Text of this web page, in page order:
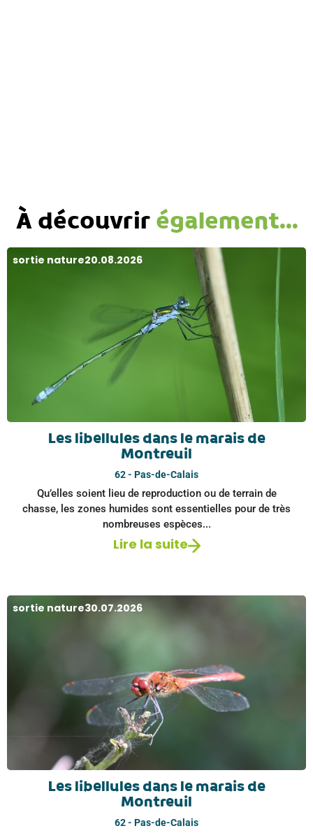
À découvrirégalement...
sortie nature20.08.2026
Les libellules dans le marais de
Montreuil
62 - Pas-de-Calais
Qu’elles soient lieu de reproduction ou de terrain de
chasse, les zones humides sont essentielles pour de très
nombreuses espèces...
Lire la suite
sortie nature30.07.2026
Les libellules dans le marais de
Montreuil
62 - Pas-de-Calais